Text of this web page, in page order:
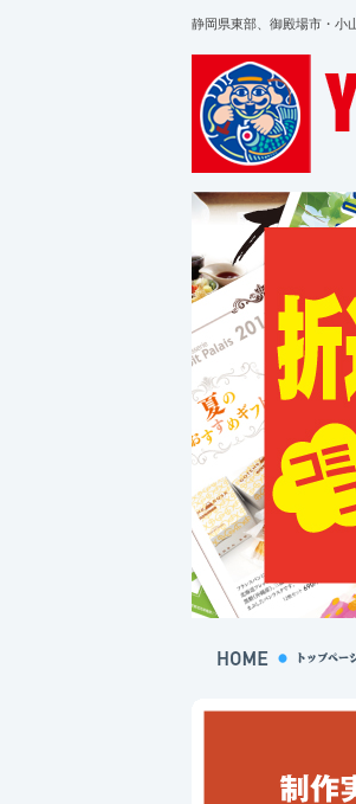
静岡県東部、御殿場市・